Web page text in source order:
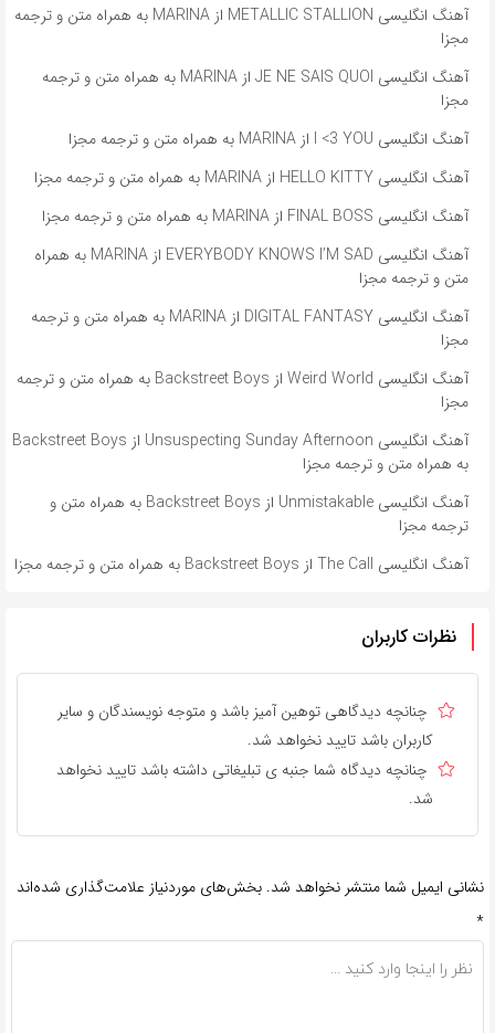
آهنگ انگلیسی METALLIC STALLION از MARINA به همراه متن و ترجمه
مجزا
آهنگ انگلیسی JE NE SAIS QUOI از MARINA به همراه متن و ترجمه
مجزا
آهنگ انگلیسی I <3 YOU از MARINA به همراه متن و ترجمه مجزا
آهنگ انگلیسی HELLO KITTY از MARINA به همراه متن و ترجمه مجزا
آهنگ انگلیسی FINAL BOSS از MARINA به همراه متن و ترجمه مجزا
آهنگ انگلیسی EVERYBODY KNOWS I’M SAD از MARINA به همراه
متن و ترجمه مجزا
آهنگ انگلیسی DIGITAL FANTASY از MARINA به همراه متن و ترجمه
مجزا
آهنگ انگلیسی Weird World از Backstreet Boys به همراه متن و ترجمه
مجزا
آهنگ انگلیسی Unsuspecting Sunday Afternoon از Backstreet Boys
به همراه متن و ترجمه مجزا
آهنگ انگلیسی Unmistakable از Backstreet Boys به همراه متن و
ترجمه مجزا
آهنگ انگلیسی The Call از Backstreet Boys به همراه متن و ترجمه مجزا
نظرات کاربران
چنانچه دیدگاهی توهین آمیز باشد و متوجه نویسندگان و سایر
کاربران باشد تایید نخواهد شد.
چنانچه دیدگاه شما جنبه ی تبلیغاتی داشته باشد تایید نخواهد
شد.
نشانی ایمیل شما منتشر نخواهد شد. بخش‌های موردنیاز علامت‌گذاری شده‌اند
*